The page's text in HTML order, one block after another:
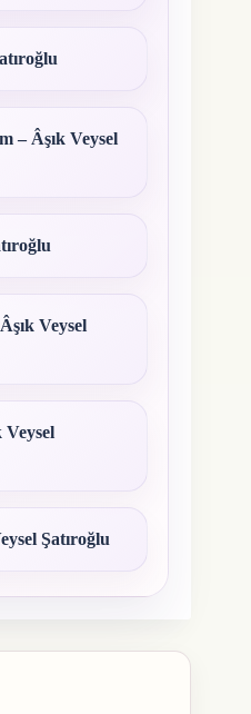
– Âşık Veysel
Veysel
Veysel
Şatıroğlu